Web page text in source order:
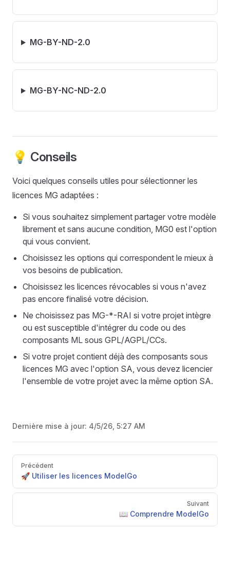
MG-BY-ND-2.0
MG-BY-NC-ND-2.0
💡 Conseils
Voici quelques conseils utiles pour sélectionner les
licences MG adaptées :
Si vous souhaitez simplement partager votre modèle
librement et sans aucune condition, MG0 est l'option
qui vous convient.
Choisissez les options qui correspondent le mieux à
vos besoins de publication.
Choisissez les licences révocables si vous n'avez
pas encore finalisé votre décision.
Ne choisissez pas MG-*-RAI si votre projet intègre
ou est susceptible d'intégrer du code ou des
composants ML sous GPL/AGPL/CCs.
Si votre projet contient déjà des composants sous
licences MG avec l'option SA, vous devez licencier
l'ensemble de votre projet avec la même option SA.
Dernière mise à jour: 4/5/26, 5:27 AM
Pager
Précédent
🚀 Utiliser les licences ModelGo
Suivant
📖 Comprendre ModelGo